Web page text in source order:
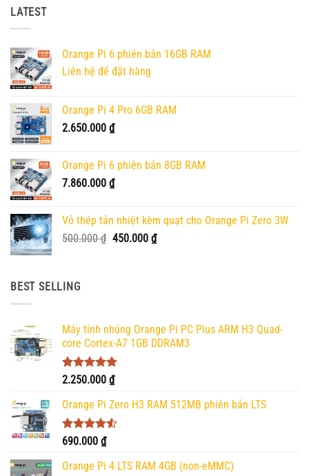
LATEST
Orange Pi 6 phiên bản 16GB RAM
Liên hệ để đặt hàng
Orange Pi 4 Pro 6GB RAM
2.650.000 ₫
Orange Pi 6 phiên bản 8GB RAM
7.860.000 ₫
Vỏ thép tản nhiệt kèm quạt cho Orange Pi Zero 3W
500.000₫ Giá
450.000 ₫Giá
BEST SELLING
Máy tính nhúng Orange Pi PC Plus ARM H3 Quad-
core Cortex-A7 1GB DDRAM3
Được xếp
5 sao
2.250.000 ₫
Orange Pi Zero H3 RAM 512MB phiên bản LTS
Được xếp
4.50
5 sao
690.000 ₫
Orange Pi 4 LTS RAM 4GB (non-eMMC)